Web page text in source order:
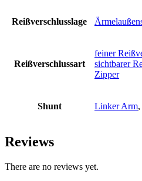
Reißverschlusslage
Reißverschlussart
feiner
sichtbarer
Zipper
Shunt Linker Arm,
Reviews
There are no reviews yet.